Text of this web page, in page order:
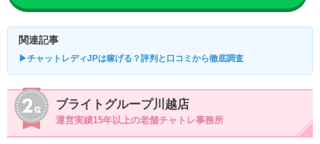
関連記事
▶チャットレディJPは稼げる？評判と口コミから徹底調査
ブライトグループ川越店
運営実績15年以上の老舗チャトレ事務所